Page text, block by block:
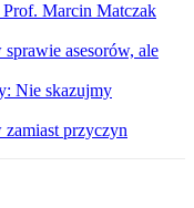
Marcin Matczak
asesorów, ale
Nie skazujmy
przyczyn